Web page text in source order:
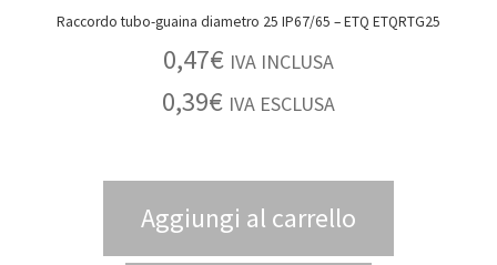
Raccordo tubo-guaina diametro 25 IP67/65 – ETQ ETQRTG25
0,47€ IVA INCLUSA
0,39€ IVA ESCLUSA
Aggiungi al carrello